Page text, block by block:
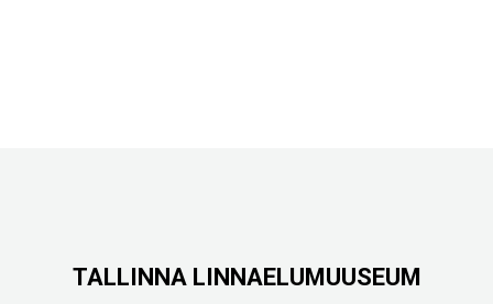
TALLINNA LINNAELUMUUSEUM